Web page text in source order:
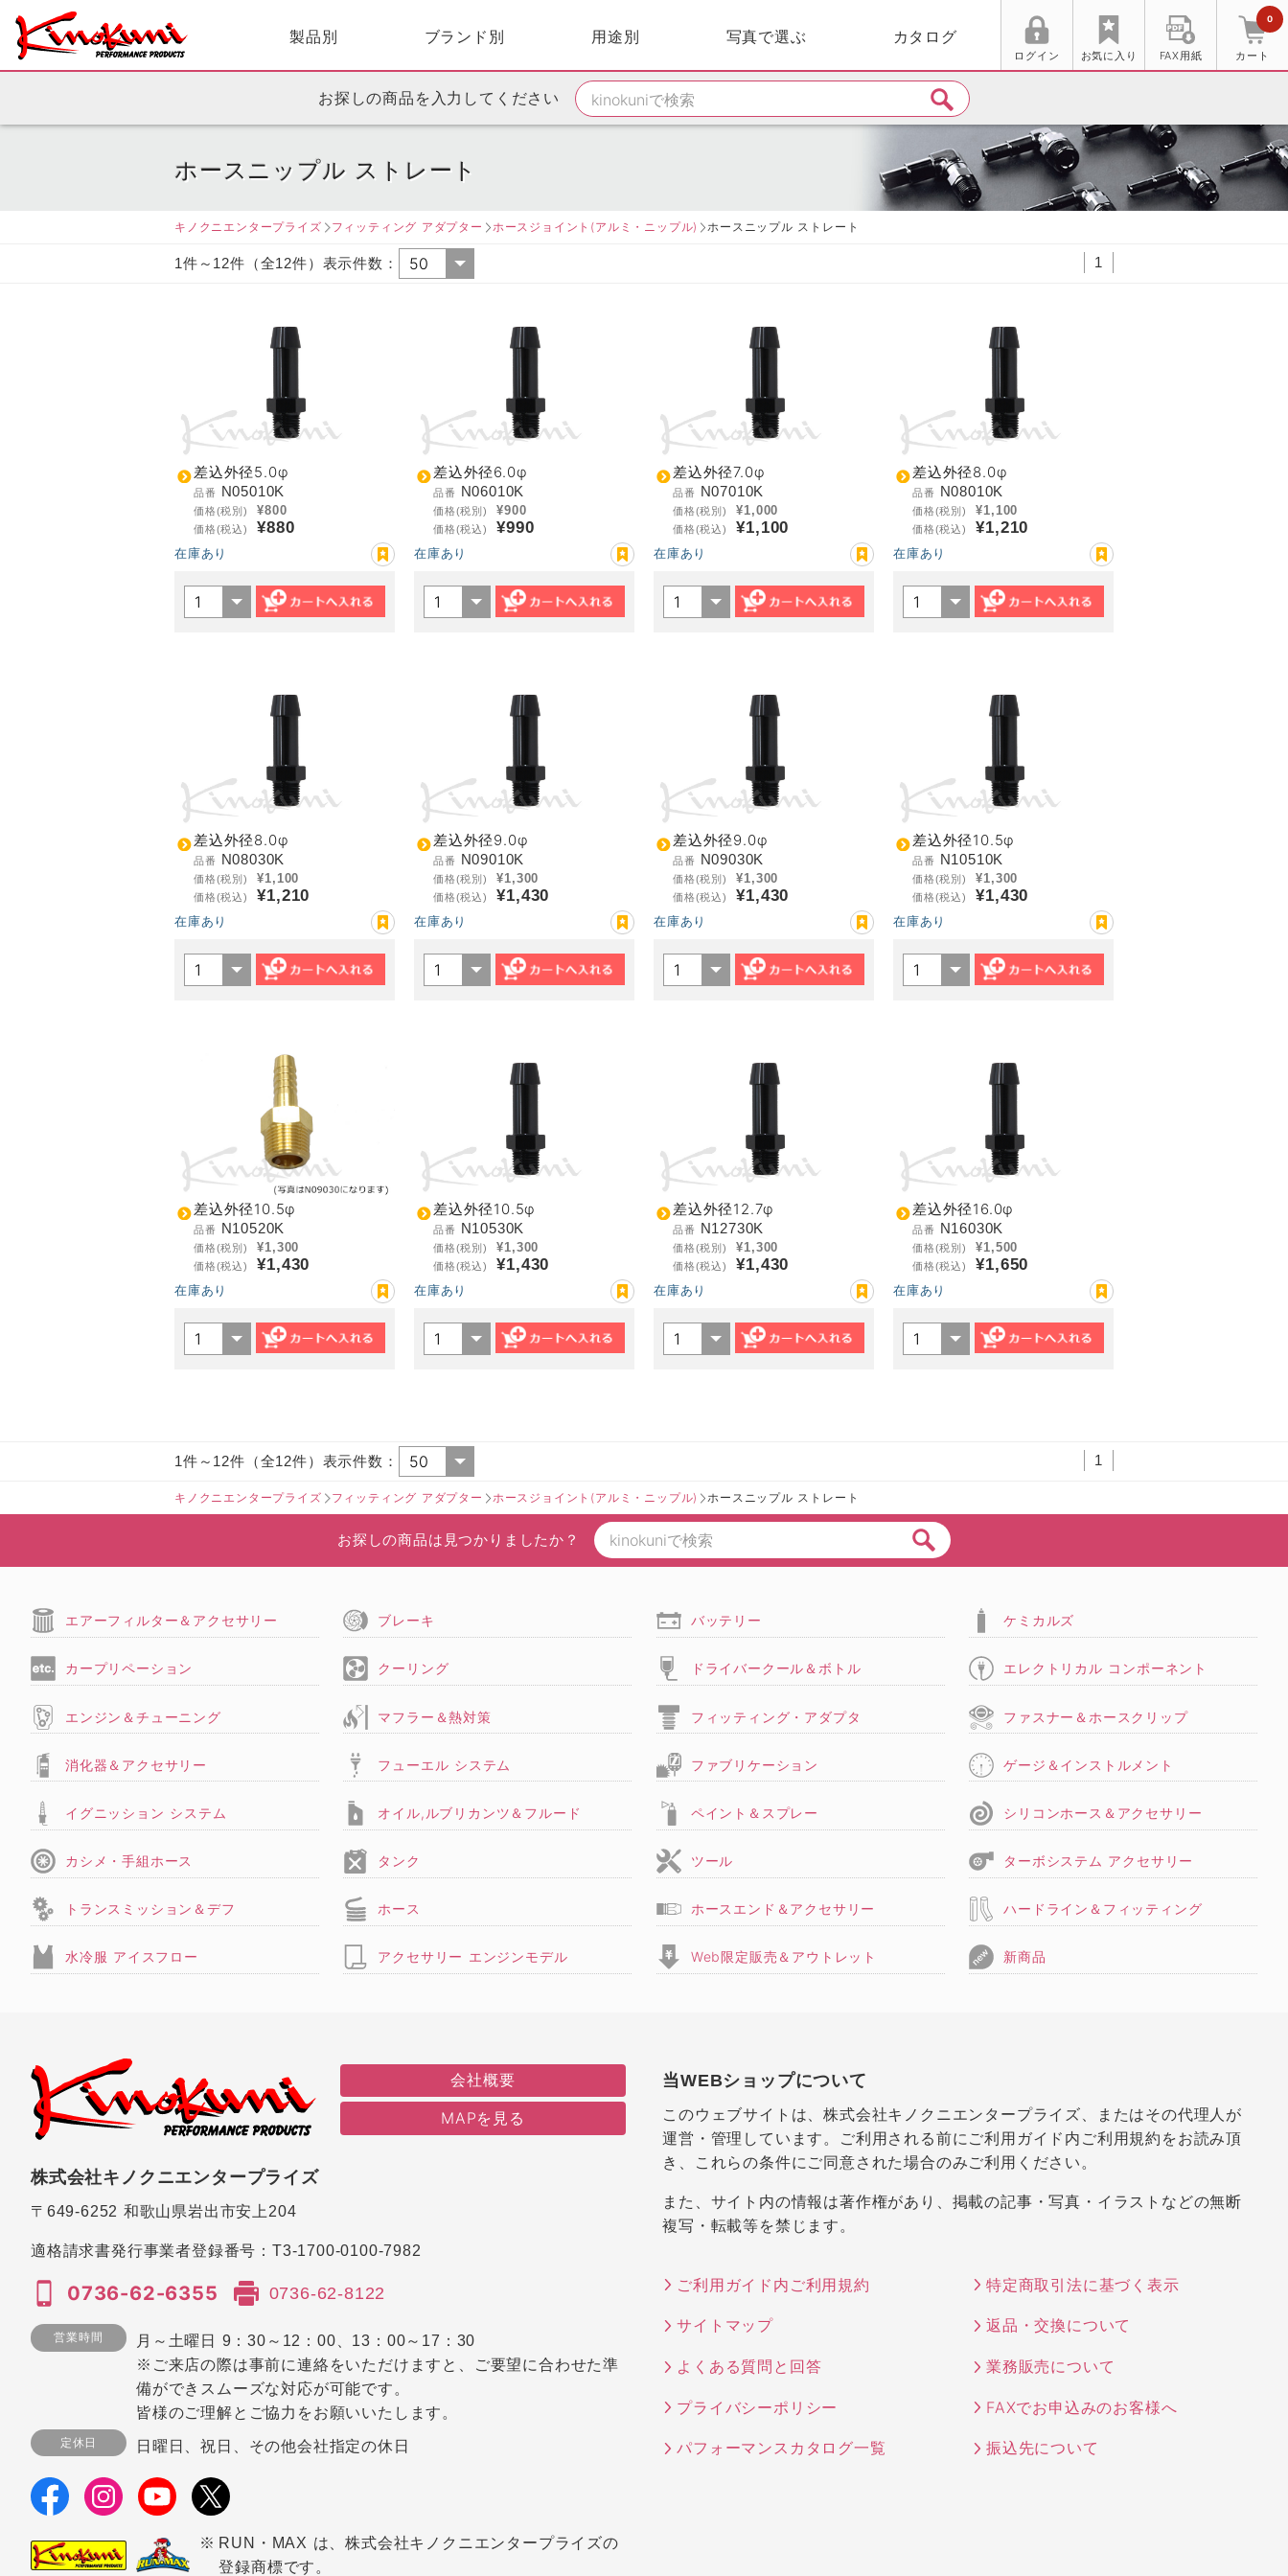
製品別 ブランド別 用途別 写真で選ぶ カタログ
ログイン お気に入り FAX用紙 カート
0
お探しの商品を入力してください
ホースニップル ストレート
キノクニエンタープライズ フィッティング アダプター ホースジョイント(アルミ・ニップル) ホースニップル ストレート
1件～12件（全12件）表示件数： 1
差込外径5.0φ
品番 N05010K
価格(税別) ¥800
価格(税込) ¥880
在庫あり
差込外径6.0φ
品番 N06010K
価格(税別) ¥900
価格(税込) ¥990
在庫あり
差込外径7.0φ
品番 N07010K
価格(税別) ¥1,000
価格(税込) ¥1,100
在庫あり
差込外径8.0φ
品番 N08010K
価格(税別) ¥1,100
価格(税込) ¥1,210
在庫あり
差込外径8.0φ
品番 N08030K
価格(税別) ¥1,100
価格(税込) ¥1,210
在庫あり
差込外径9.0φ
品番 N09010K
価格(税別) ¥1,300
価格(税込) ¥1,430
在庫あり
差込外径9.0φ
品番 N09030K
価格(税別) ¥1,300
価格(税込) ¥1,430
在庫あり
差込外径10.5φ
品番 N10510K
価格(税別) ¥1,300
価格(税込) ¥1,430
在庫あり
差込外径10.5φ
品番 N10520K
価格(税別) ¥1,300
価格(税込) ¥1,430
在庫あり
差込外径10.5φ
品番 N10530K
価格(税別) ¥1,300
価格(税込) ¥1,430
在庫あり
差込外径12.7φ
品番 N12730K
価格(税別) ¥1,300
価格(税込) ¥1,430
在庫あり
差込外径16.0φ
品番 N16030K
価格(税別) ¥1,500
価格(税込) ¥1,650
在庫あり
1件～12件（全12件）表示件数： 1
キノクニエンタープライズ フィッティング アダプター ホースジョイント(アルミ・ニップル) ホースニップル ストレート
お探しの商品は見つかりましたか？
エアーフィルター＆アクセサリー ブレーキ バッテリー ケミカルズ
カープリペーション クーリング ドライバークール＆ボトル エレクトリカル コンポーネント
エンジン＆チューニング マフラー＆熱対策 フィッティング・アダプタ ファスナー＆ホースクリップ
消化器＆アクセサリー フューエル システム ファブリケーション ゲージ＆インストルメント
イグニッション システム オイル,ルブリカンツ＆フルード ペイント＆スプレー シリコンホース＆アクセサリー
カシメ・手組ホース タンク ツール ターボシステム アクセサリー
トランスミッション＆デフ ホース ホースエンド＆アクセサリー ハードライン＆フィッティング
水冷服 アイスフロー アクセサリー エンジンモデル Web限定販売＆アウトレット 新商品
会社概要
MAPを見る
株式会社キノクニエンタープライズ
〒649-6252 和歌山県岩出市安上204
適格請求書発行事業者登録番号：T3-1700-0100-7982
0736-62-6355 0736-62-8122
営業時間
月～土曜日 9：30～12：00、13：00～17：30
※ご来店の際は事前に連絡をいただけますと、ご要望に合わせた準
備ができスムーズな対応が可能です。
皆様のご理解とご協力をお願いいたします。
定休日 日曜日、祝日、その他会社指定の休日
RUN・MAX は、株式会社キノクニエンタープライズの
登録商標です。
当WEBショップについて
このウェブサイトは、株式会社キノクニエンタープライズ、またはその代理人が
運営・管理しています。ご利用される前にご利用ガイド内ご利用規約をお読み頂
き、これらの条件にご同意された場合のみご利用ください。
また、サイト内の情報は著作権があり、掲載の記事・写真・イラストなどの無断
複写・転載等を禁じます。
ご利用ガイド内ご利用規約 特定商取引法に基づく表示
サイトマップ 返品・交換について
よくある質問と回答 業務販売について
プライバシーポリシー FAXでお申込みのお客様へ
パフォーマンスカタログ一覧 振込先について